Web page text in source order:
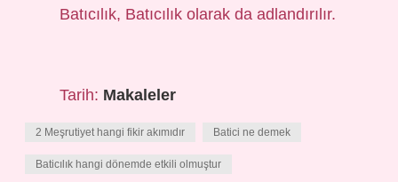
Batıcılık, Batıcılık olarak da adlandırılır.
Tarih: Makaleler
2 Meşrutiyet hangi fikir akımıdır Batici ne demek
Baticılık hangi dönemde etkili olmuştur